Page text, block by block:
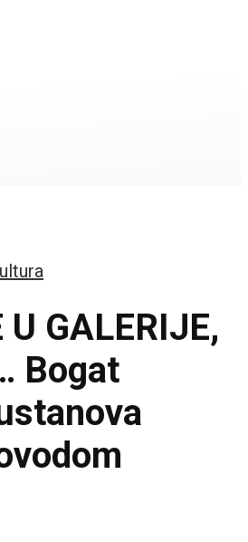
GALERIJE,
Bogat